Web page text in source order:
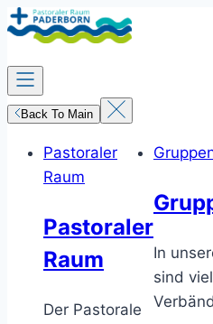
Zum
Inhalt
springen
Back To Main
Pastoraler
Raum
Pastoraler
Raum
Der Pastorale
In
sind